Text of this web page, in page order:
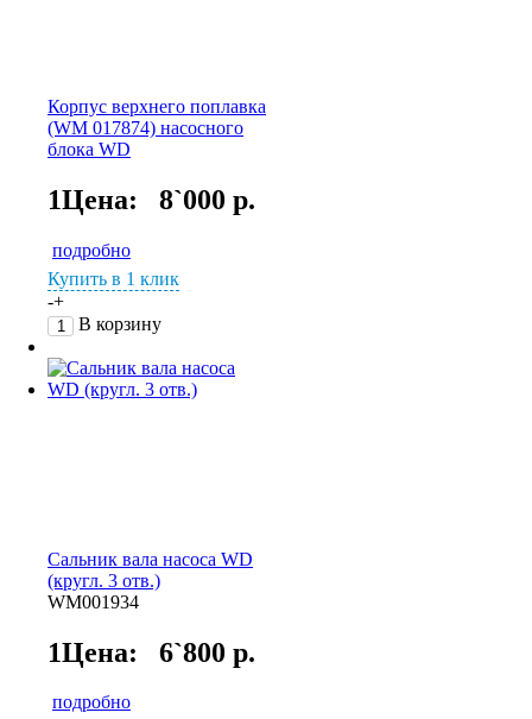
Корпус верхнего поплавка
(WM 017874) насосного
блока WD
1Цена: 8`000 р.
подробно
Купить в 1 клик
-+
В корзину
Сальник вала насоса WD
(кругл. 3 отв.)
WМ001934
1Цена: 6`800 р.
подробно